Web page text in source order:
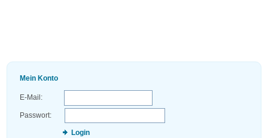
Mein Konto
E-Mail:
Passwort:
Login